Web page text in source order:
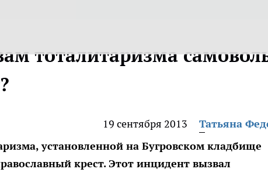
тоталитаризма
19 сентября 2013
Татьяна
установленной на Бугровском кладбище
крест. Этот инцидент вызвал